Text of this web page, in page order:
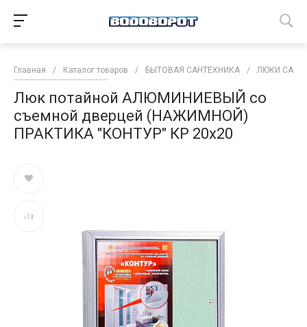
Главная / Каталог товаров / БЫТОВАЯ САНТЕХНИКА / ЛЮКИ
Люк потайной АЛЮМИНИЕВЫЙ со
съемной дверцей (НАЖИМНОЙ)
ПРАКТИКА "КОНТУР" КР 20x20